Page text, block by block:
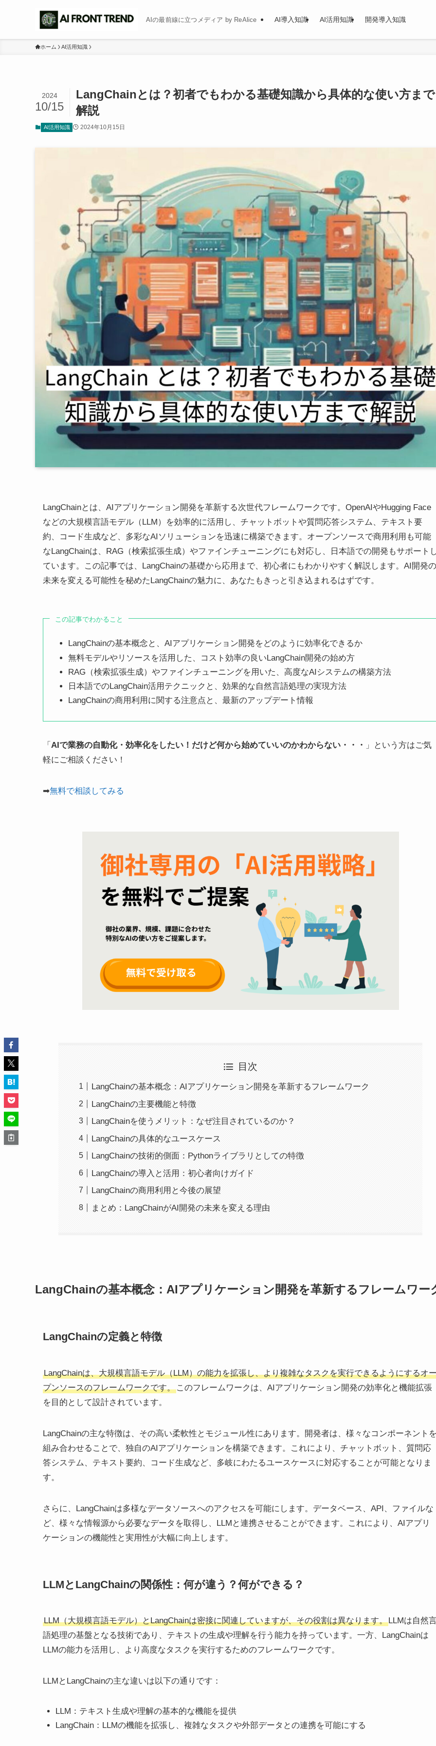
AIの最前線に立つメディア by ReAlice AI導入知識 AI活用知識 開発導入知識
ホーム AI活用知識
LangChainとは？初者でもわかる基礎知識から具体的な使い方まで
解説
2024
10/15
AI活用知識 2024年10月15日
LangChainとは、AIアプリケーション開発を革新する次世代フレームワークです。OpenAIやHugging Face
などの大規模言語モデル（LLM）を効率的に活用し、チャットボットや質問応答システム、テキスト要
約、コード生成など、多彩なAIソリューションを迅速に構築できます。オープンソースで商用利用も可能
なLangChainは、RAG（検索拡張生成）やファインチューニングにも対応し、日本語での開発もサポート
ています。この記事では、LangChainの基礎から応用まで、初心者にもわかりやすく解説します。AI開発の
未来を変える可能性を秘めたLangChainの魅力に、あなたもきっと引き込まれるはずです。
この記事でわかること
LangChainの基本概念と、AIアプリケーション開発をどのように効率化できるか
無料モデルやリソースを活用した、コスト効率の良いLangChain開発の始め方
RAG（検索拡張生成）やファインチューニングを用いた、高度なAIシステムの構築方法
日本語でのLangChain活用テクニックと、効果的な自然言語処理の実現方法
LangChainの商用利用に関する注意点と、最新のアップデート情報
「 AIで業務の自動化・効率化をしたい！だけど何から始めていいのかわからない・・・
」という方はご気
軽にご相談ください！
➡無料で相談してみる
目次
LangChainの基本概念：AIアプリケーション開発を革新するフレームワーク
LangChainの主要機能と特徴
LangChainを使うメリット：なぜ注目されているのか？
LangChainの具体的なユースケース
LangChainの技術的側面：Pythonライブラリとしての特徴
LangChainの導入と活用：初心者向けガイド
LangChainの商用利用と今後の展望
まとめ：LangChainがAI開発の未来を変える理由
LangChainの基本概念：AIアプリケーション開発を革新するフレームワー
LangChainの定義と特徴
LangChainは、大規模言語モデル（LLM）の能力を拡張し、より複雑なタスクを実行できるようにするオ
プンソースのフレームワークです。 このフレームワークは、AIアプリケーション開発の効率化と機能拡張
を目的として設計されています。
LangChainの主な特徴は、その高い柔軟性とモジュール性にあります。開発者は、様々なコンポーネント
組み合わせることで、独自のAIアプリケーションを構築できます。これにより、チャットボット、質問応
答システム、テキスト要約、コード生成など、多岐にわたるユースケースに対応することが可能となりま
す。
さらに、LangChainは多様なデータソースへのアクセスを可能にします。データベース、API、ファイルな
ど、様々な情報源から必要なデータを取得し、LLMと連携させることができます。これにより、AIアプリ
ケーションの機能性と実用性が大幅に向上します。
LLMとLangChainの関係性：何が違う？何ができる？
LLM（大規模言語モデル）とLangChainは密接に関連していますが、その役割は異なります。LLMは自然
語処理の基盤となる技術であり、テキストの生成や理解を行う能力を持っています。一方、LangChainは
LLMの能力を活用し、より高度なタスクを実行するためのフレームワークです。
LLMとLangChainの主な違いは以下の通りです：
LLM：テキスト生成や理解の基本的な機能を提供
LangChain：LLMの機能を拡張し、複雑なタスクや外部データとの連携を可能にする